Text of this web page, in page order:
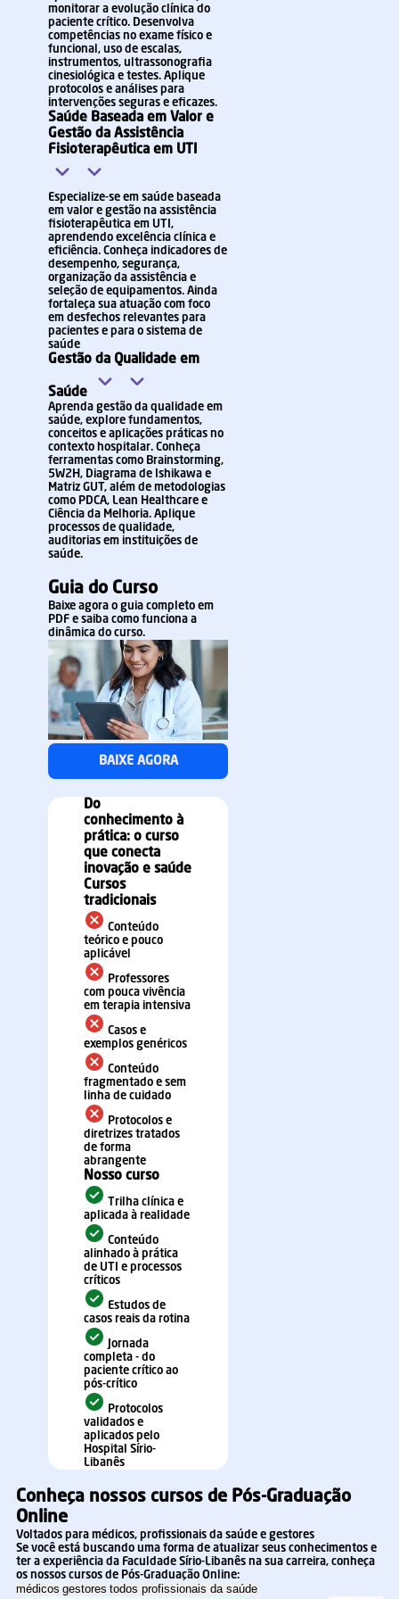
monitorar a evolução clínica do
paciente crítico. Desenvolva
competências no exame físico e
funcional, uso de escalas,
instrumentos, ultrassonografia
cinesiológica e testes. Aplique
protocolos e análises para
intervenções seguras e eficazes.
Saúde Baseada em Valor e
Gestão da Assistência
Fisioterapêutica em UTI
Especialize-se em saúde baseada
em valor e gestão na assistência
fisioterapêutica em UTI,
aprendendo excelência clínica e
eficiência. Conheça indicadores de
desempenho, segurança,
organização da assistência e
seleção de equipamentos. Ainda
fortaleça sua atuação com foco
em desfechos relevantes para
pacientes e para o sistema de
saúde
Gestão da Qualidade em
Saúde
Aprenda gestão da qualidade em
saúde, explore fundamentos,
conceitos e aplicações práticas no
contexto hospitalar. Conheça
ferramentas como Brainstorming,
5W2H, Diagrama de Ishikawa e
Matriz GUT, além de metodologias
como PDCA, Lean Healthcare e
Ciência da Melhoria. Aplique
processos de qualidade,
auditorias em instituições de
saúde.
Guia do Curso
Baixe agora o guia completo em
PDF e saiba como funciona a
dinâmica do curso.
BAIXE AGORA
Do
conhecimento à
prática: o curso
que conecta
inovação e saúde
Cursos
tradicionais
Conteúdo
teórico e pouco
aplicável
Professores
com pouca vivência
em terapia intensiva
Casos e
exemplos genéricos
Conteúdo
fragmentado e sem
linha de cuidado
Protocolos e
diretrizes tratados
de forma
abrangente
Nosso curso
Trilha clínica e
aplicada à realidade
Conteúdo
alinhado à prática
de UTI e processos
críticos
Estudos de
casos reais da rotina
Jornada
completa - do
paciente crítico ao
pós-crítico
Protocolos
validados e
aplicados pelo
Hospital Sírio-
Libanês
Conheça nossos cursos de Pós-Graduação
Online
Voltados para médicos, profissionais da saúde e gestores
Se você está buscando uma forma de atualizar seus conhecimentos e
ter a experiência da Faculdade Sírio-Libanês na sua carreira, conheça
os nossos cursos de Pós-Graduação Online:
médicos gestores todos profissionais da saúde